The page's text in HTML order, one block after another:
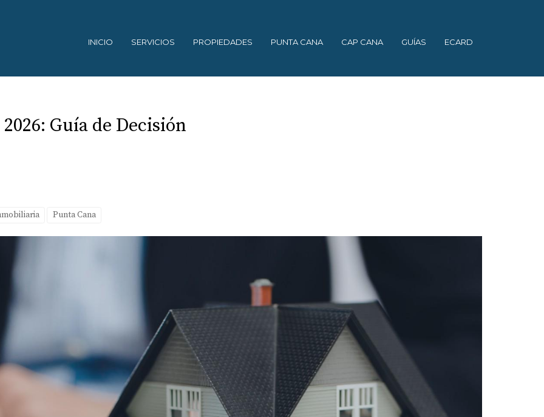
INICIO SERVICIOS PROPIEDADES PUNTA CANA CAP CANA GUÍAS ECARD
Guía de Decisión
Punta Cana